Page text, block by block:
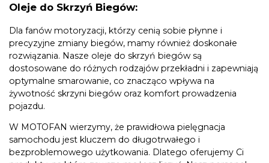
Oleje do Skrzyń Biegów:
Dla fanów motoryzacji, którzy cenią sobie płynne i
precyzyjne zmiany biegów, mamy również doskonałe
rozwiązania. Nasze oleje do skrzyń biegów są
dostosowane do różnych rodzajów przekładni i zapewniają
optymalne smarowanie, co znacząco wpływa na
żywotność skrzyni biegów oraz komfort prowadzenia
pojazdu.
W MOTOFAN wierzymy, że prawidłowa pielęgnacja
samochodu jest kluczem do długotrwałego i
bezproblemowego użytkowania. Dlatego oferujemy Ci